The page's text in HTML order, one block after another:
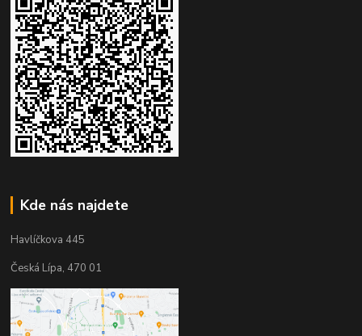
Kde nás najdete
Havlíčkova 445
Česká Lípa, 470 01